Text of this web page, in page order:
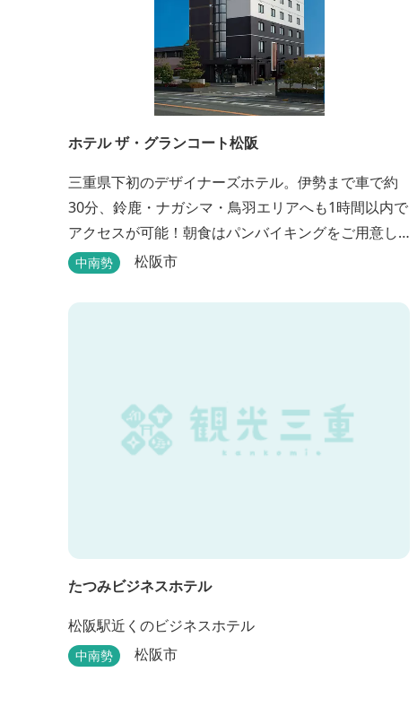
ホテル ザ・グランコート松阪
三重県下初のデザイナーズホテル。伊勢まで車で約
30分、鈴鹿・ナガシマ・鳥羽エリアへも1時間以内で
アクセスが可能！朝食はパンバイキングをご用意し
ております。ビジネスに、観光に、洗練された空間
中南勢 松阪市
たつみビジネスホテル
松阪駅近くのビジネスホテル
中南勢 松阪市